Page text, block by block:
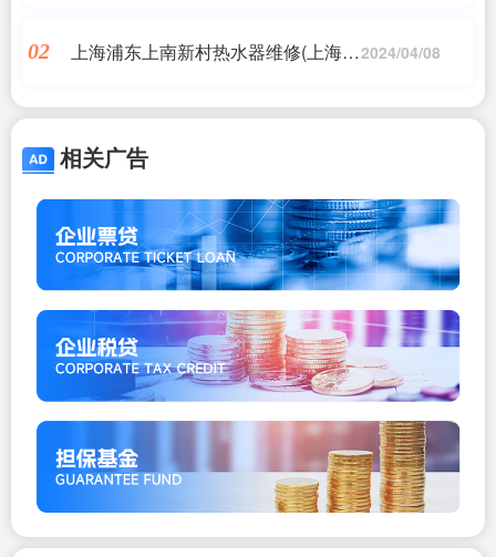
02
上海浦东上南新村热水器维修(上海市2024/04/08
相关广告